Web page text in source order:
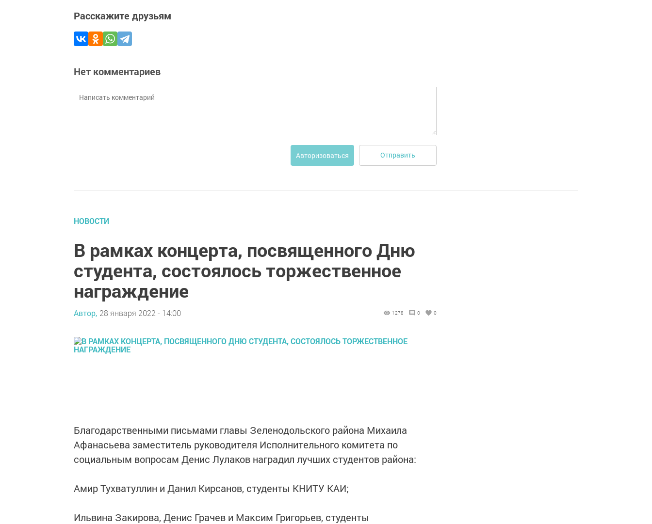
Расскажите друзьям
Нет комментариев
Авторизоваться Отправить
НОВОСТИ
В рамках концерта, посвященного Дню
студента, состоялось торжественное
награждение
Автор, 28 января 2022 - 14:00 1278 0 0
Благодарственными письмами главы Зеленодольского района Михаила
Афанасьева заместитель руководителя Исполнительного комитета по
социальным вопросам Денис Лулаков наградил лучших студентов района:
Амир Тухватуллин и Данил Кирсанов, студенты КНИТУ КАИ;
Ильвина Закирова, Денис Грачев и Максим Григорьев, студенты